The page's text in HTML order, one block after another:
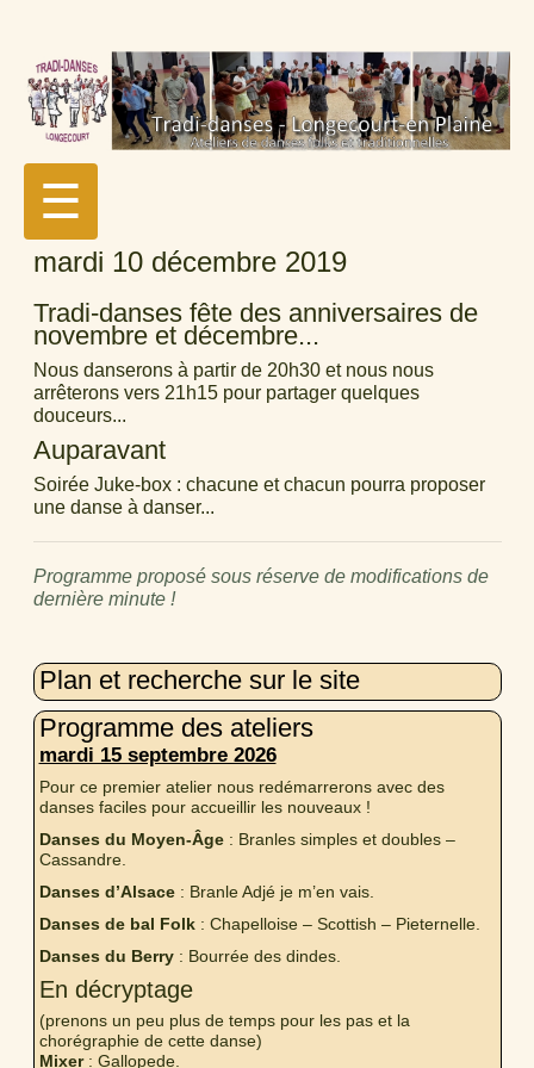
☰
mardi 10 décembre 2019
Tradi-danses fête des anniversaires de
novembre et décembre...
Nous danserons à partir de 20h30 et nous nous
arrêterons vers 21h15 pour partager quelques
douceurs...
Auparavant
Soirée Juke-box : chacune et chacun pourra proposer
une danse à danser...
Programme proposé sous réserve de modifications de
dernière minute !
Plan et recherche sur le site
Programme des ateliers
mardi 15 septembre 2026
Pour ce premier atelier nous redémarrerons avec des
danses faciles pour accueillir les nouveaux !
Danses du Moyen-Âge: Branles simples et doubles –
Cassandre.
Danses d’Alsace: Branle Adjé je m’en vais.
Danses de bal Folk: Chapelloise – Scottish – Pieternelle.
Danses du Berry: Bourrée des dindes.
En décryptage
(prenons un peu plus de temps pour les pas et la
chorégraphie de cette danse)
Mixer: Gallopede.